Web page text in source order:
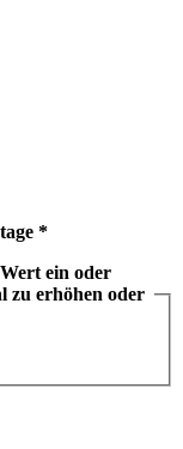
*
ein oder
zu erhöhen oder